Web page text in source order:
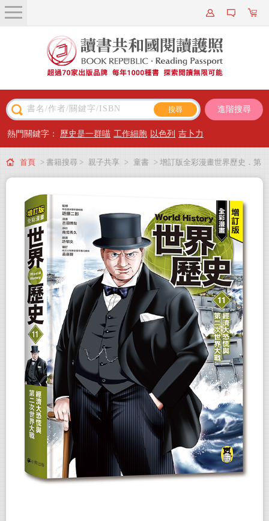
關於我們
近期新書
主題閱讀
出版專區
會員專屬
會員儲值方案
進階搜尋
熱門關鍵字： 歷史是一群喵 工作細胞 以色列 吉卜力
首頁 > 書籍搜尋 > 親子共享 > 童書 > 增訂版全彩漫畫世界歷史．第
11卷：經濟大恐慌與第二次世界大戰